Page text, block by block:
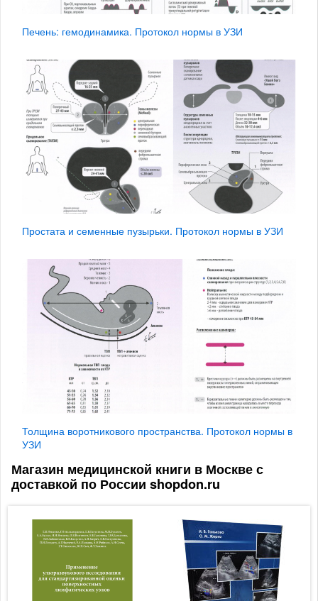
Печень: гемодинамика. Протокол нормы в УЗИ
Простата и семенные пузырьки. Протокол нормы в УЗИ
Толщина воротникового пространства. Протокол нормы в
УЗИ
Магазин медицинской книги в Москве с
доставкой по России shopdon.ru